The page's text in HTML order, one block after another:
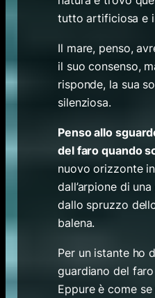
tutto artificiosa e
Il mare, penso,
il suo consenso,
risponde, la sua
silenziosa.
Penso allo
del faro quando
nuovo orizzonte
dall’arpione di
dallo spruzzo
balena.
Per un istante ho
guardiano del
Eppure è come